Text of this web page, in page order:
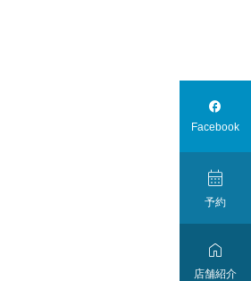

Facebook

予約

店舗紹介